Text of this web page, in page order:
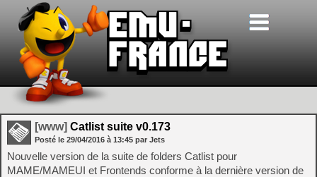
[www] Catlist suite v0.173
Posté le 29/04/2016 à 13:45 par Jets
Nouvelle version de la suite de folders Catlist pour
MAME/MAMEUI et Frontends conforme à la dernière version de